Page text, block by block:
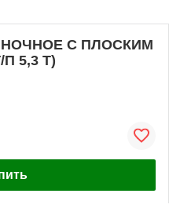
С ПЛОСКИМ
5,3 Т)